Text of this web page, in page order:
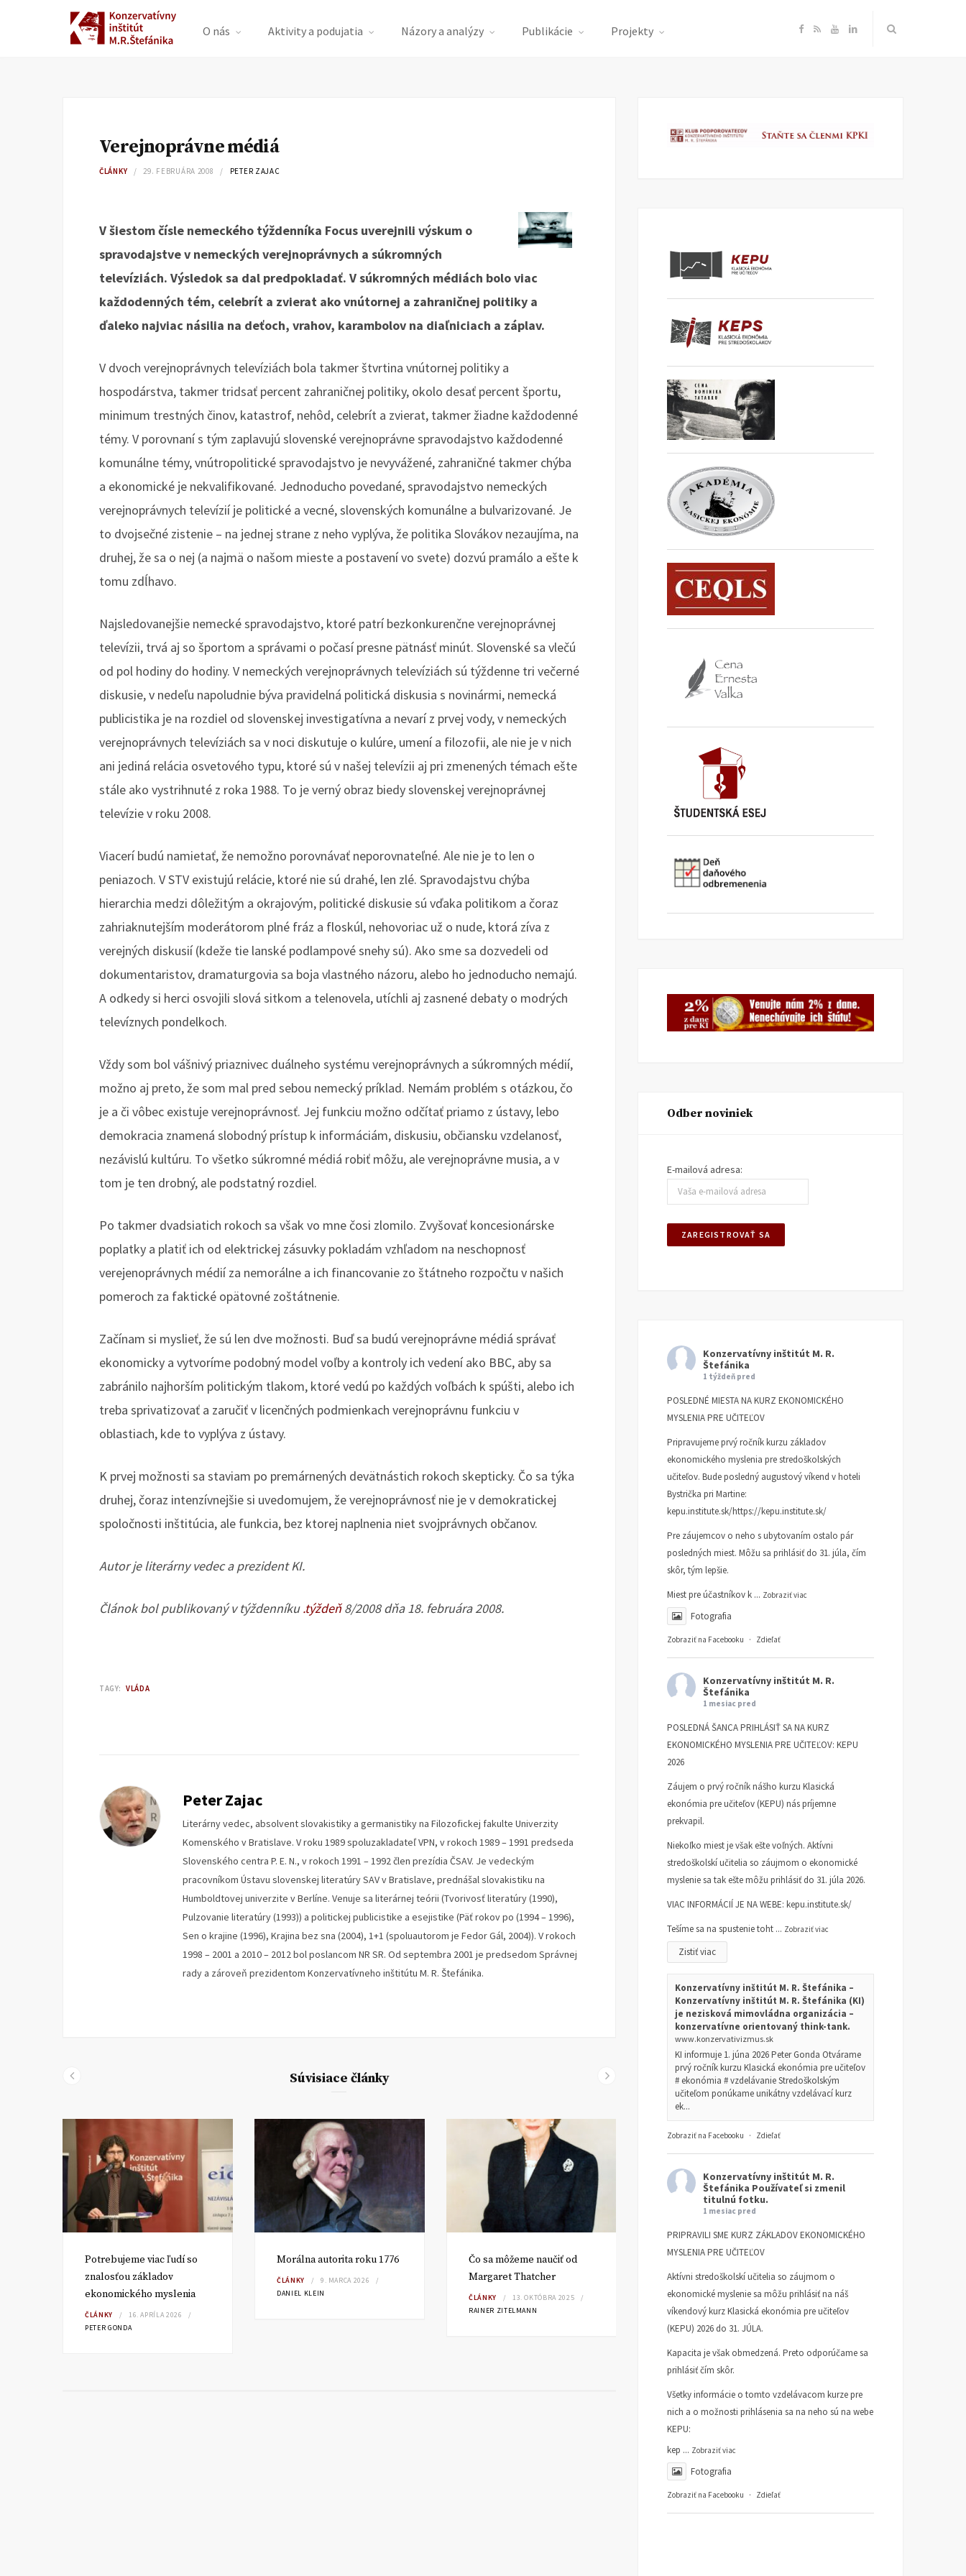
O nás Aktivity a podujatia Názory a analýzy Publikácie Projekty F
e
R Y
T
L
k
Verejnoprávne médiá
ČLÁNKY 29. FEBRUÁRA 2008 PETER ZAJAC
V šiestom čísle nemeckého týždenníka Focus uverejnili výskum o
spravodajstve v nemeckých verejnoprávnych a súkromných
televíziách. Výsledok sa dal predpokladať. V súkromných médiách bolo viac
každodenných tém, celebrít a zvierat ako vnútornej a zahraničnej politiky a
ďaleko najviac násilia na deťoch, vrahov, karambolov na diaľniciach a záplav.
V dvoch verejnoprávnych televíziách bola takmer štvrtina vnútornej politiky a
hospodárstva, takmer tridsať percent zahraničnej politiky, okolo desať percent športu,
minimum trestných činov, katastrof, nehôd, celebrít a zvierat, takmer žiadne každodenné
témy. V porovnaní s tým zaplavujú slovenské verejnoprávne spravodajstvo každodenné
komunálne témy, vnútropolitické spravodajstvo je nevyvážené, zahraničné takmer chýba
a ekonomické je nekvalifikované. Jednoducho povedané, spravodajstvo nemeckých
verejnoprávnych televízií je politické a vecné, slovenských komunálne a bulvarizované. Je
to dvojsečné zistenie – na jednej strane z neho vyplýva, že politika Slovákov nezaujíma, na
druhej, že sa o nej (a najmä o našom mieste a postavení vo svete) dozvú pramálo a ešte k
tomu zdĺhavo.
Najsledovanejšie nemecké spravodajstvo, ktoré patrí bezkonkurenčne verejnoprávnej
televízii, trvá aj so športom a správami o počasí presne pätnásť minút. Slovenské sa vlečú
od pol hodiny do hodiny. V nemeckých verejnoprávnych televíziách sú týždenne tri večerné
diskusie, v nedeľu napoludnie býva pravidelná politická diskusia s novinármi, nemecká
publicistika je na rozdiel od slovenskej investigatívna a nevarí z prvej vody, v nemeckých
verejnoprávnych televíziách sa v noci diskutuje o kulúre, umení a filozofii, ale nie je v nich
ani jediná relácia osvetového typu, ktoré sú v našej televízii aj pri zmenených témach ešte
stále ako vystrihnuté z roka 1988. To je verný obraz biedy slovenskej verejnoprávnej
televízie v roku 2008.
Viacerí budú namietať, že nemožno porovnávať neporovnateľné. Ale nie je to len o
peniazoch. V STV existujú relácie, ktoré nie sú drahé, len zlé. Spravodajstvu chýba
hierarchia medzi dôležitým a okrajovým, politické diskusie sú vďaka politikom a čoraz
zahriaknutejším moderátorom plné fráz a floskúl, nehovoriac už o nude, ktorá zíva z
verejných diskusií (kdeže tie lanské podlampové snehy sú). Ako sme sa dozvedeli od
dokumentaristov, dramaturgovia sa boja vlastného názoru, alebo ho jednoducho nemajú.
A odkedy si herci osvojili slová sitkom a telenovela, utíchli aj zasnené debaty o modrých
televíznych pondelkoch.
Vždy som bol vášnivý priaznivec duálneho systému verejnoprávnych a súkromných médií,
možno aj preto, že som mal pred sebou nemecký príklad. Nemám problém s otázkou, čo
je a či vôbec existuje verejnoprávnosť. Jej funkciu možno odčítať priamo z ústavy, lebo
demokracia znamená slobodný prístup k informáciám, diskusiu, občiansku vzdelanosť,
nezávislú kultúru. To všetko súkromné médiá robiť môžu, ale verejnoprávne musia, a v
tom je ten drobný, ale podstatný rozdiel.
Po takmer dvadsiatich rokoch sa však vo mne čosi zlomilo. Zvyšovať koncesionárske
poplatky a platiť ich od elektrickej zásuvky pokladám vzhľadom na neschopnosť
verejenoprávnych médií za nemorálne a ich financovanie zo štátneho rozpočtu v našich
pomeroch za faktické opätovné zoštátnenie.
Začínam si myslieť, že sú len dve možnosti. Buď sa budú verejnoprávne médiá správať
ekonomicky a vytvoríme podobný model voľby a kontroly ich vedení ako BBC, aby sa
zabránilo najhorším politickým tlakom, ktoré vedú po každých voľbách k spúšti, alebo ich
treba sprivatizovať a zaručiť v licenčných podmienkach verejnoprávnu funkciu v
oblastiach, kde to vyplýva z ústavy.
K prvej možnosti sa staviam po premárnených devätnástich rokoch skepticky. Čo sa týka
druhej, čoraz intenzívnejšie si uvedomujem, že verejnoprávnosť nie je v demokratickej
spoločnosti inštitúcia, ale funkcia, bez ktorej naplnenia niet svojprávnych občanov.
Autor je literárny vedec a prezident KI.
Článok bol publikovaný v týždenníku.týždeň8/2008 dňa 18. februára 2008.
TAGY: VLÁDA
Peter Zajac
Literárny vedec, absolvent slovakistiky a germanistiky na Filozofickej fakulte Univerzity
Komenského v Bratislave. V roku 1989 spoluzakladateľ VPN, v rokoch 1989 – 1991 predseda
Slovenského centra P. E. N., v rokoch 1991 – 1992 člen prezídia ČSAV. Je vedeckým
pracovníkom Ústavu slovenskej literatúry SAV v Bratislave, prednášal slovakistiku na
Humboldtovej univerzite v Berlíne. Venuje sa literárnej teórii (Tvorivosť literatúry (1990),
Pulzovanie literatúry (1993)) a politickej publicistike a esejistike (Päť rokov po (1994 – 1996),
Sen o krajine (1996), Krajina bez sna (2004), 1+1 (spoluautorom je Fedor Gál, 2004)). V rokoch
1998 – 2001 a 2010 – 2012 bol poslancom NR SR. Od septembra 2001 je predsedom Správnej
rady a zároveň prezidentom Konzervatívneho inštitútu M. R. Štefánika.
Súvisiace články
Potrebujeme viac ľudí so
znalosťou základov
ekonomického myslenia
ČLÁNKY
16. APRÍLA 2026
PETER GONDA
Morálna autorita roku 1776
ČLÁNKY
9. MARCA 2026
DANIEL KLEIN
Čo sa môžeme naučiť od
Margaret Thatcher
ČLÁNKY
13. OKTÓBRA 2025
RAINER ZITELMANN
Prečo nie tri socialistické
kraje, a vlastne ani tých
osem z mečiarizmu
ČLÁNKY
19. AUGUSTA 2025
DUŠAN SLOBODA
Odber noviniek
E-mailová adresa:
Konzervatívny inštitút M. R.
Štefánika
1 týždeň pred
POSLEDNÉ MIESTA NA KURZ EKONOMICKÉHO
MYSLENIA PRE UČITEĽOV
Pripravujeme prvý ročník kurzu základov
ekonomického myslenia pre stredoškolských
učiteľov. Bude posledný augustový víkend v hoteli
Bystrička pri Martine:
kepu.institute.sk/https://kepu.institute.sk/
Pre záujemcov o neho s ubytovaním ostalo pár
posledných miest. Môžu sa prihlásiť do 31. júla, čím
skôr, tým lepšie.
Miest pre účastníkov k ... Zobraziť viac
Fotografia
Zobraziť na Facebooku · Zdieľať
Konzervatívny inštitút M. R.
Štefánika
1 mesiac pred
POSLEDNÁ ŠANCA PRIHLÁSIŤ SA NA KURZ
EKONOMICKÉHO MYSLENIA PRE UČITEĽOV: KEPU
2026
Záujem o prvý ročník nášho kurzu Klasická
ekonómia pre učiteľov (KEPU) nás príjemne
prekvapil.
Niekoľko miest je však ešte voľných. Aktívni
stredoškolskí učitelia so záujmom o ekonomické
myslenie sa tak ešte môžu prihlásiť do 31. júla 2026.
VIAC INFORMÁCIÍ JE NA WEBE: kepu.institute.sk/
Tešíme sa na spustenie toht ... Zobraziť viac
Zistiť viac
Konzervatívny inštitút M. R. Štefánika –
Konzervatívny inštitút M. R. Štefánika (KI)
je nezisková mimovládna organizácia –
konzervatívne orientovaný think-tank.
www.konzervativizmus.sk
KI informuje 1. júna 2026 Peter Gonda Otvárame
prvý ročník kurzu Klasická ekonómia pre učiteľov
# ekonómia # vzdelávanie Stredoškolským
učiteľom ponúkame unikátny vzdelávací kurz
ek...
Zobraziť na Facebooku · Zdieľať
Konzervatívny inštitút M. R.
Štefánika Používateľ si zmenil
titulnú fotku.
1 mesiac pred
PRIPRAVILI SME KURZ ZÁKLADOV EKONOMICKÉHO
MYSLENIA PRE UČITEĽOV
Aktívni stredoškolskí učitelia so záujmom o
ekonomické myslenie sa môžu prihlásiť na náš
víkendový kurz Klasická ekonómia pre učiteľov
(KEPU) 2026 do 31. JÚLA.
Kapacita je však obmedzená. Preto odporúčame sa
prihlásiť čím skôr.
Všetky informácie o tomto vzdelávacom kurze pre
nich a o možnosti prihlásenia sa na neho sú na webe
KEPU:
kep ... Zobraziť viac
Fotografia
Zobraziť na Facebooku · Zdieľať